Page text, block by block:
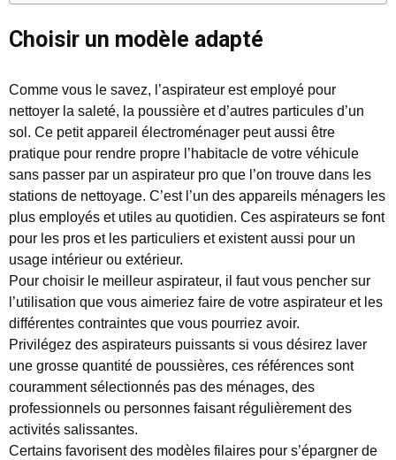
Choisir un modèle adapté
Comme vous le savez, l’aspirateur est employé pour
nettoyer la saleté, la poussière et d’autres particules d’un
sol. Ce petit appareil électroménager peut aussi être
pratique pour rendre propre l’habitacle de votre véhicule
sans passer par un aspirateur pro que l’on trouve dans les
stations de nettoyage. C’est l’un des appareils ménagers les
plus employés et utiles au quotidien. Ces aspirateurs se font
pour les pros et les particuliers et existent aussi pour un
usage intérieur ou extérieur.
Pour choisir le meilleur aspirateur, il faut vous pencher sur
l’utilisation que vous aimeriez faire de votre aspirateur et les
différentes contraintes que vous pourriez avoir.
Privilégez des aspirateurs puissants si vous désirez laver
une grosse quantité de poussières, ces références sont
couramment sélectionnés pas des ménages, des
professionnels ou personnes faisant régulièrement des
activités salissantes.
Certains favorisent des modèles filaires pour s’épargner de